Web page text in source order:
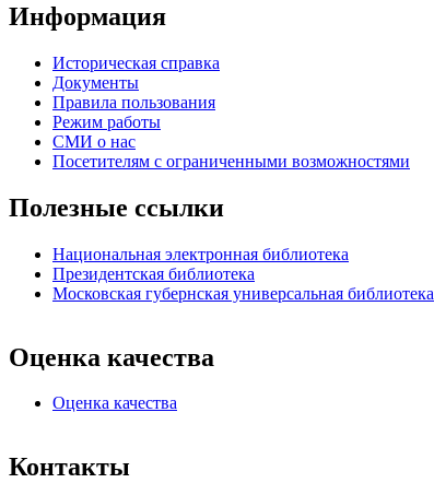
Информация
Историческая справка
Документы
Правила пользования
Режим работы
СМИ о нас
Посетителям с ограниченными возможностями
Полезные ссылки
Национальная электронная библиотека
Президентская библиотека
Московская губернская универсальная библиотека
Оценка качества
Оценка качества
Контакты